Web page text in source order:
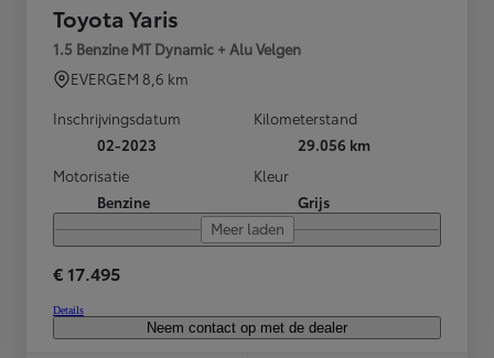
Toyota Yaris
1.5 Benzine MT Dynamic + Alu Velgen
EVERGEM 8,6 km
Inschrijvingsdatum
02-2023
Kilometerstand
29.056 km
Motorisatie
Benzine
Kleur
Grijs
Meer laden
€ 17.495
Details
Neem contact op met de dealer